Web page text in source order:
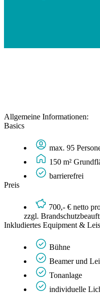
Allgemeine Informationen:
Basics
max. 95
150 m²
barrierefrei
Preis
700,- € netto
zzgl.
Inkludiertes Equipment &
Bühne
Beamer und
Tonanlage
individuelle